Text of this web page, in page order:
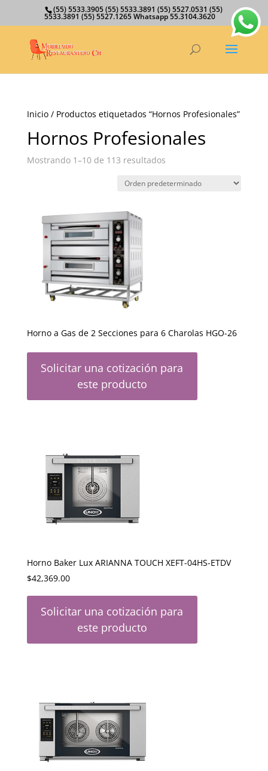
(55) 5533.3905 (55) 5533.3891 (55) 5527.0531 (55)
5533.3891 (55) 5527.1265 Whatsapp 55.3104.3620
Inicio/ Productos etiquetados “Hornos Profesionales”
Hornos Profesionales
Mostrando 1–10 de 113 resultados
Horno a Gas de 2 Secciones para 6 Charolas HGO-26
Solicitar una cotización para
este producto
Horno Baker Lux ARIANNA TOUCH XEFT-04HS-ETDV
$42,369.00
Solicitar una cotización para
este producto